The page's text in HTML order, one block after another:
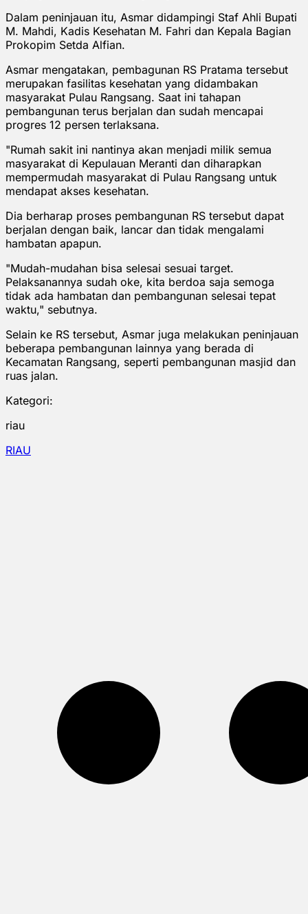
Dalam peninjauan itu, Asmar didampingi Staf Ahli Bupati
M. Mahdi, Kadis Kesehatan M. Fahri dan Kepala Bagian
Prokopim Setda Alfian.
Asmar mengatakan, pembagunan RS Pratama tersebut
merupakan fasilitas kesehatan yang didambakan
masyarakat Pulau Rangsang. Saat ini tahapan
pembangunan terus berjalan dan sudah mencapai
progres 12 persen terlaksana.
"Rumah sakit ini nantinya akan menjadi milik semua
masyarakat di Kepulauan Meranti dan diharapkan
mempermudah masyarakat di Pulau Rangsang untuk
mendapat akses kesehatan.
Dia berharap proses pembangunan RS tersebut dapat
berjalan dengan baik, lancar dan tidak mengalami
hambatan apapun.
"Mudah-mudahan bisa selesai sesuai target.
Pelaksanannya sudah oke, kita berdoa saja semoga
tidak ada hambatan dan pembangunan selesai tepat
waktu," sebutnya.
Selain ke RS tersebut, Asmar juga melakukan peninjauan
beberapa pembangunan lainnya yang berada di
Kecamatan Rangsang, seperti pembangunan masjid dan
ruas jalan.
Kategori:
riau
RIAU